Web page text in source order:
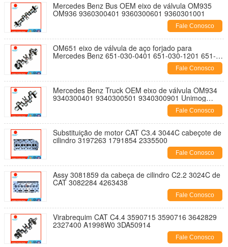
Mercedes Benz Bus OEM eixo de válvula OM935
OM936 9360300401 9360300601 9360301001
Fale Conosco
OM651 eixo de válvula de aço forjado para
Mercedes Benz 651-030-0401 651-030-1201 651-
030-2501 6510302501 6510300401 6510301201
Fale Conosco
Mercedes Benz Truck OEM eixo de válvula OM934
9340300401 9340300501 9340300901 Unimog
Fale Conosco
Substituição de motor CAT C3.4 3044C cabeçote de
cilindro 3197263 1791854 2335500
Fale Conosco
Assy 3081859 da cabeça de cilindro C2.2 3024C de
CAT 3082284 4263438
Fale Conosco
Virabrequim CAT C4.4 3590715 3590716 3642829
2327400 A1998W0 3DA50914
Fale Conosco